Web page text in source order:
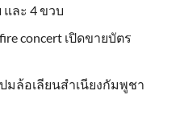
ละ 4 ขวบ
concert เปิดขายบัตร
มล้อเลียนสำเนียงกัมพูชา